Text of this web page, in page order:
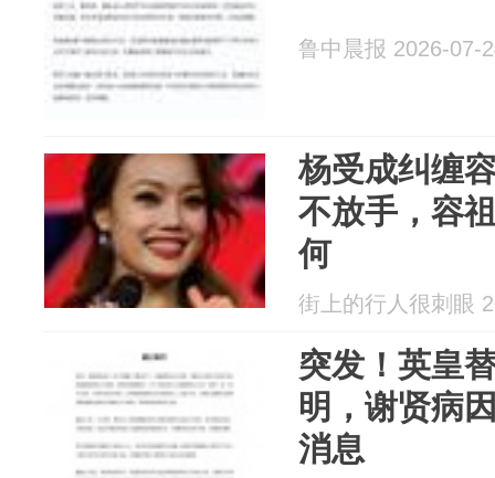
鲁中晨报 2026-07-
杨受成纠缠
不放手，容
何
街上的行人很刺眼
突发！英皇
明，谢贤病
消息